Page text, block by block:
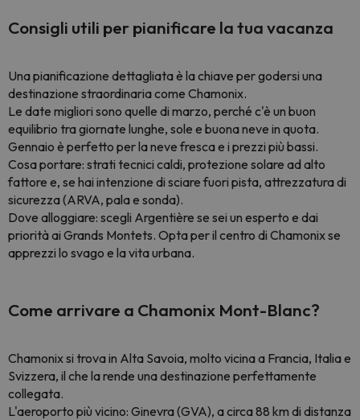
Consigli utili per pianificare la tua vacanza
Una pianificazione dettagliata è la chiave per godersi una
destinazione straordinaria come Chamonix.
Le date migliori sono quelle di marzo, perché c'è un buon
equilibrio tra giornate lunghe, sole e buona neve in quota.
Gennaio è perfetto per la neve fresca e i prezzi più bassi.
Cosa portare: strati tecnici caldi, protezione solare ad alto
fattore e, se hai intenzione di sciare fuori pista, attrezzatura di
sicurezza (ARVA, pala e sonda).
Dove alloggiare: scegli Argentière se sei un esperto e dai
priorità ai Grands Montets. Opta per il centro di Chamonix se
apprezzi lo svago e la vita urbana.
Come arrivare a Chamonix Mont-Blanc?
Chamonix si trova in Alta Savoia, molto vicina a Francia, Italia e
Svizzera, il che la rende una destinazione perfettamente
collegata.
L'aeroporto più vicino: Ginevra (GVA), a circa 88 km di distanza